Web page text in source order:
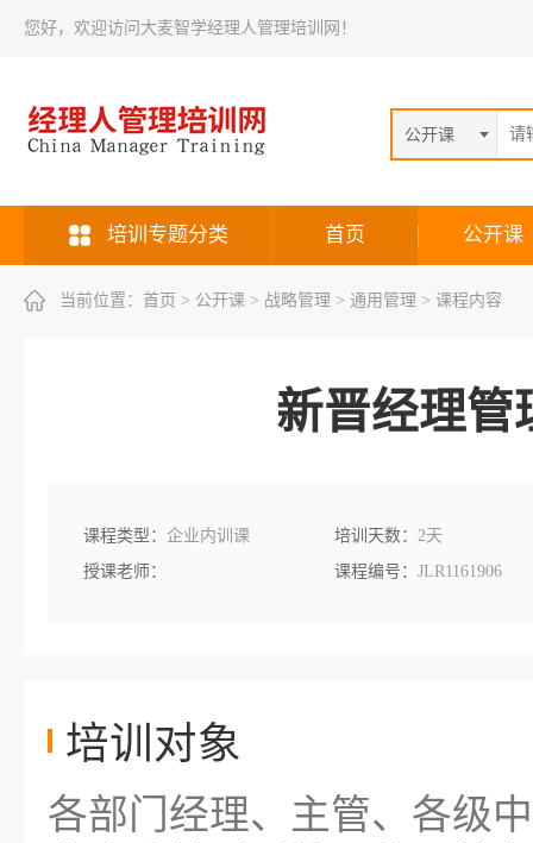
您好，欢迎访问大麦智学经理人管理培训网！
公开课
培训专题分类 首页 公开课
当前位置： 首页 > 公开课 > 战略管理 > 通用管理 > 课程内容
新晋经理管
课程类型： 企业内训课 培训天数：2天
授课老师：
课程编号：JLR1161906
培训对象
各部门经理、主管、各级